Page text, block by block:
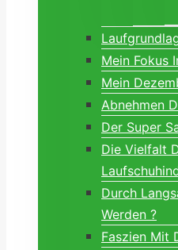
Mein Fokus
Mein
Abnehmen
Der Super
Die Vielfalt
Durch
Werden ?
Faszien Mit